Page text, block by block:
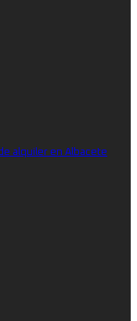
alquiler en Albacete